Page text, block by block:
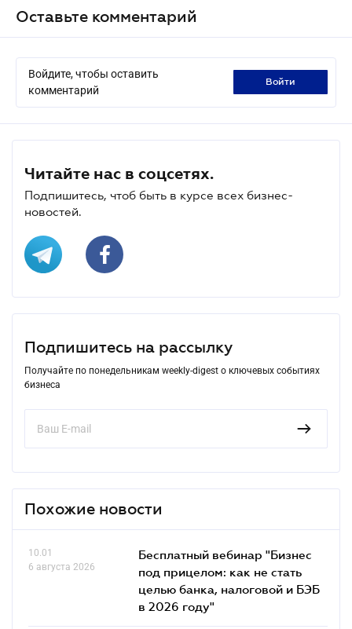
Оставьте комментарий
Войдите, чтобы оставить
комментарий
войти
Читайте нас в соцсетях.
Подпишитесь, чтоб быть в курсе всех бизнес-
новостей.
Подпишитесь на рассылку
Получайте по понедельникам weekly-digest о ключевых событиях
бизнеса
Похожие новости
10.01
6 августа 2026
Бесплатный вебинар "Бизнес
под прицелом: как не стать
целью банка, налоговой и БЭБ
в 2026 году"